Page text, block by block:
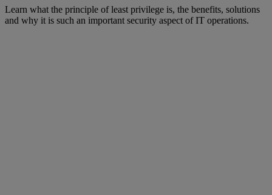
Learn what the principle of least privilege is, the benefits, solutions
and why it is such an important security aspect of IT operations.